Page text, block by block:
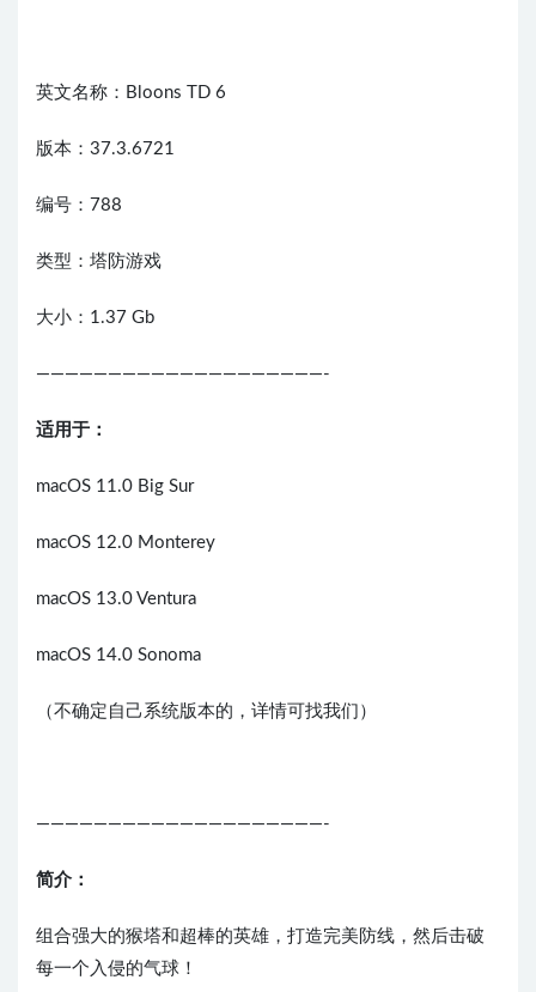
英文名称：Bloons TD 6
版本：37.3.6721
编号：788
类型：塔防游戏
大小：1.37 Gb
————————————————————-
适用于：
macOS 11.0 Big Sur
macOS 12.0 Monterey
macOS 13.0 Ventura
macOS 14.0 Sonoma
（不确定自己系统版本的，详情可找我们）
————————————————————-
简介：
组合强大的猴塔和超棒的英雄，打造完美防线，然后击破
每一个入侵的气球！